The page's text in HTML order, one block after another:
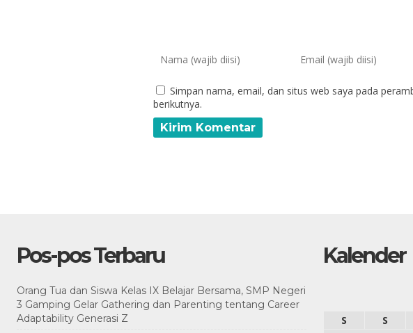
Simpan nama, email, dan situs web saya pada
berikutnya.
Pos-pos Terbaru
Orang Tua dan Siswa Kelas IX Belajar Bersama, SMP Negeri
3 Gamping Gelar Gathering dan Parenting tentang Career
Adaptability Generasi Z
Kalender
S
S